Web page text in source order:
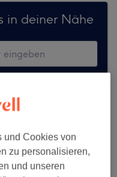
in deiner Nähe
und Cookies von
zu personalisieren,
und unseren